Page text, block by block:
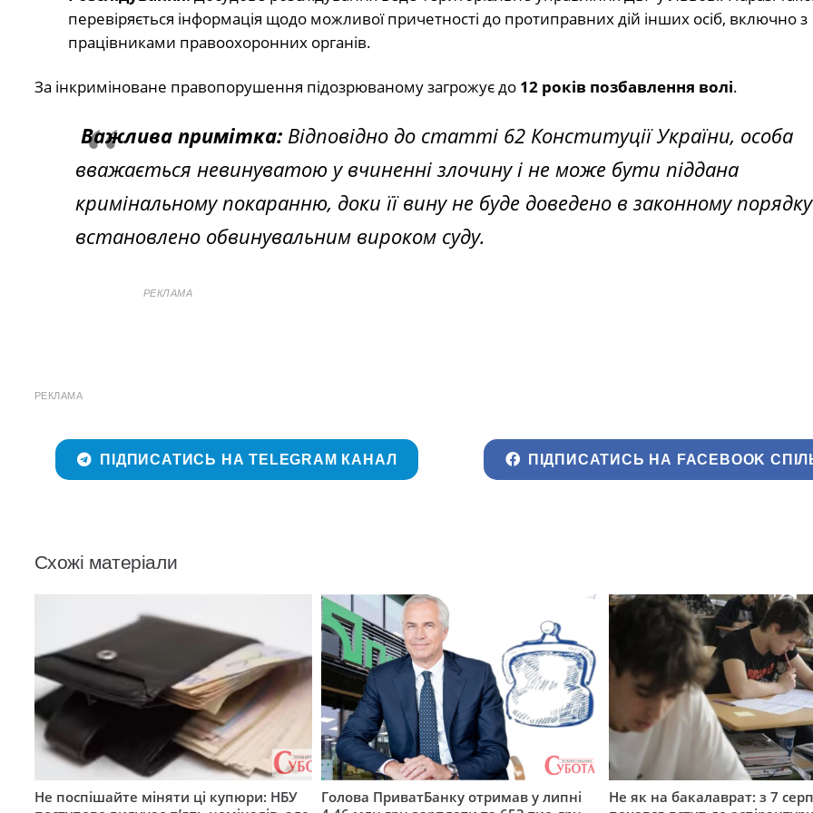
перевіряється інформація щодо можливої причетності до протиправних дій інших осіб, включно з
працівниками правоохоронних органів.
За інкриміноване правопорушення підозрюваному загрожує до 12 років позбавлення волі.
Важлива примітка:Відповідно до статті 62 Конституції України, особа
вважається невинуватою у вчиненні злочину і не може бути піддана
кримінальному покаранню, доки її вину не буде доведено в законному порядку
встановлено обвинувальним вироком суду.
РЕКЛАМА
РЕКЛАМА
ПІДПИСАТИСЬ НА TELEGRAM КАНАЛ ПІДПИСАТИСЬ НА FACEBOOK
Схожі матеріали
Не поспішайте міняти ці купюри: НБУ
Голова ПриватБанку отримав у липні
Не як на бакалаврат: з 7